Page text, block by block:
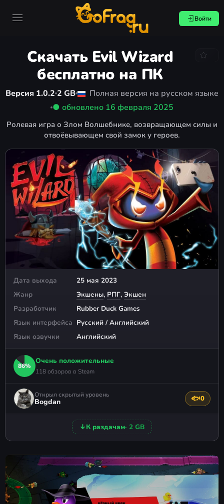
Войти
Скачать Evil Wizard
бесплатно на ПК
Версия 1.0.2 2 GB
Полная версия на русском языке
● обновлено 16 февраля 2025
Ролевая игра о Злом Волшебнике, возвращающем силы и
отвоёвывающем свой замок у героев.
Дата выхода
25 мая 2023
Жанр
Экшены, РПГ, Экшен
Разработчик
Rubber Duck Games
Язык интерфейса Русский / Английский
Язык озвучки
Английский
86%
Очень положительные
118 обзоров в Steam
Открыл скрытый уровень
Bogdan 🐟0
↓К раздачам· 2 GB